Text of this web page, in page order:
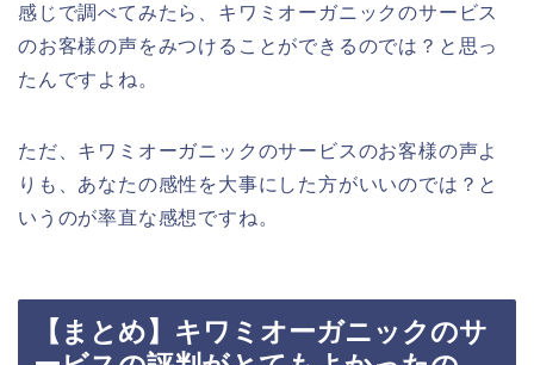
感じで調べてみたら、キワミオーガニックのサービス
のお客様の声をみつけることができるのでは？と思っ
たんですよね。
ただ、キワミオーガニックのサービスのお客様の声よ
りも、あなたの感性を大事にした方がいいのでは？と
いうのが率直な感想ですね。
【まとめ】キワミオーガニックのサ